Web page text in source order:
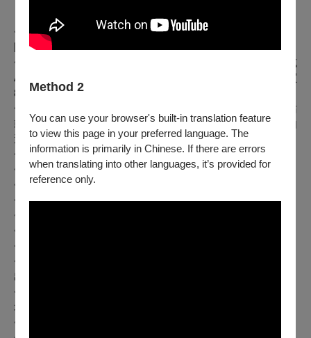
Method 2
You can use your browser's built-in translation feature
to view this page in your preferred language. The
information is primarily in Chinese. If there are errors
when translating into other languages, it’s provided for
reference only.
【一般購票優惠】
◇身心障礙人士及陪同者1名購票5折優待，入場時應出示身心
障礙手冊，陪同者與身障者需同時入場
◇文化成年禮金「青年席位指定席」：於OPENTIX網站或
APP至少使用文化幣100點(含)以上支付，以優惠價300元購買
800元票區「青年席位指定席」，限量19席。
◇文化成年禮金「青年席位五折自由座」：於OPENTIX網站
或APP至少使用文化幣100點(含)以上支付，不限票區、自由
選位之「青年席位五折自由座」。
◇NCO鐵粉購票享6折優惠
◇NCO之友購票享9折優惠
◇兩廳院會員購票享9折優惠
◇追戲迷、戀戲家購票享8折優惠
◇慕戲友購票享9折優惠
◇適用戲曲人及戀戲家生日禮券
◇國光劇團「群英、雅客」會員：9折。
◇學生、軍警（含消防人員）、榮民購票享8折優惠，入場請
出示有效證件
◇65歲以上年長者、12歲（含）以下兒童購票享5折優惠，入
場需出示有效證件
◇台北富邦、玉山銀行卡友購票享9折優惠